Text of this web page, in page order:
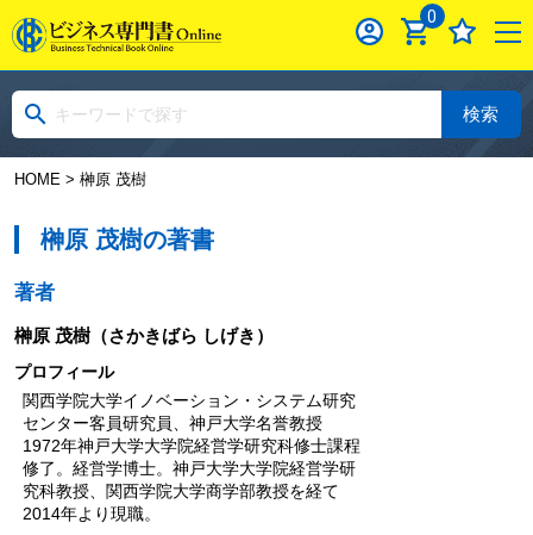
0
検索
HOME> 榊原 茂樹
榊原 茂樹の著書
著者
榊原 茂樹（さかきばら しげき）
プロフィール
関西学院大学イノベーション・システム研究
センター客員研究員、神戸大学名誉教授
1972年神戸大学大学院経営学研究科修士課程
修了。経営学博士。神戸大学大学院経営学研
究科教授、関西学院大学商学部教授を経て
2014年より現職。